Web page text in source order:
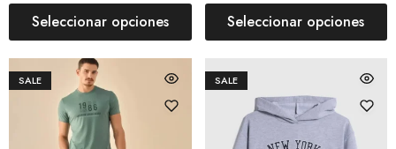
Seleccionar opciones Seleccionar opciones
SALE SALE